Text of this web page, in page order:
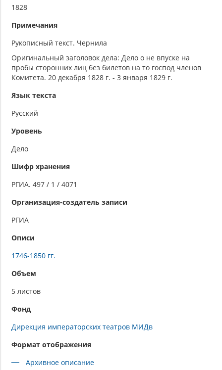
1828
Примечания
Рукописный текст. Чернила
Оригинальный заголовок дела: Дело о не впуске на
пробы сторонних лиц без билетов на то господ членов
Комитета. 20 декабря 1828 г. - 3 января 1829 г.
Язык текста
Русский
Уровень
Дело
Шифр хранения
РГИА. 497 / 1 / 4071
Организация-создатель записи
РГИА
Описи
1746-1850 гг.
Объем
5 листов
Фонд
Дирекция императорских театров МИДв
Формат отображения
Архивное описание